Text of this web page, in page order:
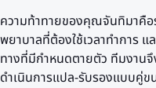
ความท้าทายของคุณจันทิมาคือร
พยาบาลที่ต้องใช้เวลาทำการ
ทางที่มีกำหนดตายตัว ทีมงาน
ดำเนินการแปล-รับรองแบบคู่ข